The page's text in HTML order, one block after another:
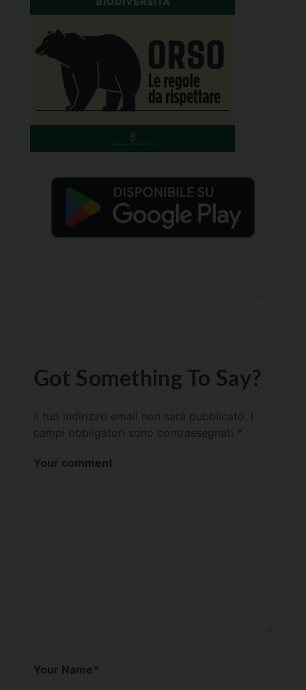
Got Something To Say?
Il tuo indirizzo email non sarà pubblicato.
campi obbligatori sono contrassegnati *
Your comment
Your Name*